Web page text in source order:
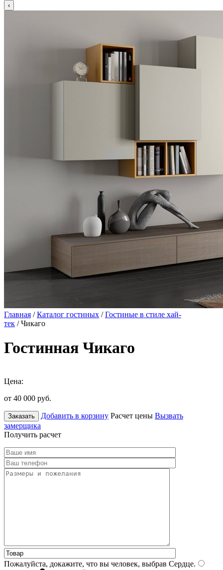
Главная /Каталог гостиных /Гостиные в стиле хай-
тек / Чикаго
Гостинная Чикаго
Цена:
от 40 000 руб.
Заказать Добавить в корзину Расчет цены Вызвать
замерщика
Получить расчет
Пожалуйста, докажите, что вы человек, выбрав Сердце.